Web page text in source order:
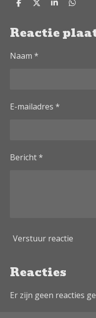
D
e
n
D
l
S
r
e
D
e
n
Reactie
Naam *
E-mailadres *
Bericht *
Verstuur reactie
Reacties
Er zijn geen reacties